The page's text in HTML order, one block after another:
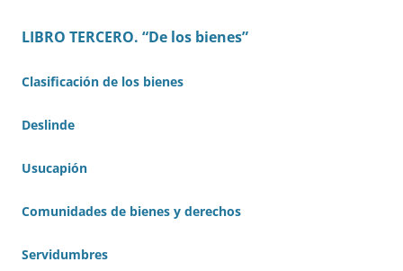
LIBRO TERCERO. “De los bienes”
Clasificación de los bienes
Deslinde
Usucapión
Comunidades de bienes y derechos
Servidumbres